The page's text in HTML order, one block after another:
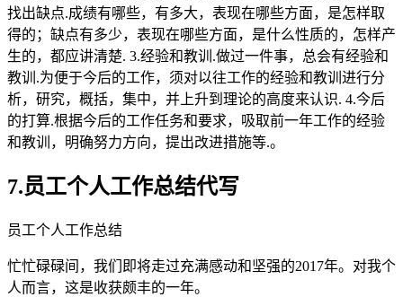
找出缺点.成绩有哪些，有多大，表现在哪些方面，是怎样取
得的；缺点有多少，表现在哪些方面，是什么性质的，怎样产
生的，都应讲清楚. 3.经验和教训.做过一件事，总会有经验和
教训.为便于今后的工作，须对以往工作的经验和教训进行分
析，研究，概括，集中，并上升到理论的高度来认识. 4.今后
的打算.根据今后的工作任务和要求，吸取前一年工作的经验
和教训，明确努力方向，提出改进措施等.。
7.员工个人工作总结代写
员工个人工作总结
忙忙碌碌间，我们即将走过充满感动和坚强的2017年。对我个
人而言，这是收获颇丰的一年。